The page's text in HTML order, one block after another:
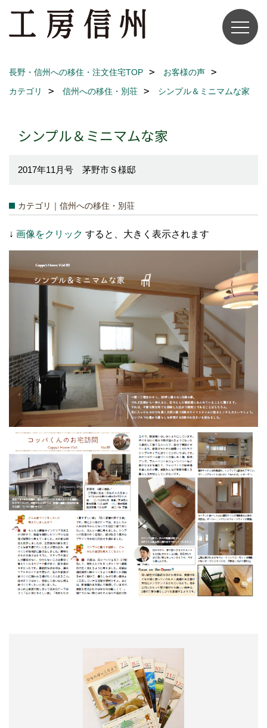
長野・信州への移住・注文住宅TOP
お客様の声
カテゴリ
信州への移住・別荘 シンプル＆ミニマムな家
シンプル＆ミニマムな家
2017年11月号 茅野市Ｓ様邸
カテゴリ｜信州への移住・別荘
↓ 画像をクリック すると、大きく表示されます